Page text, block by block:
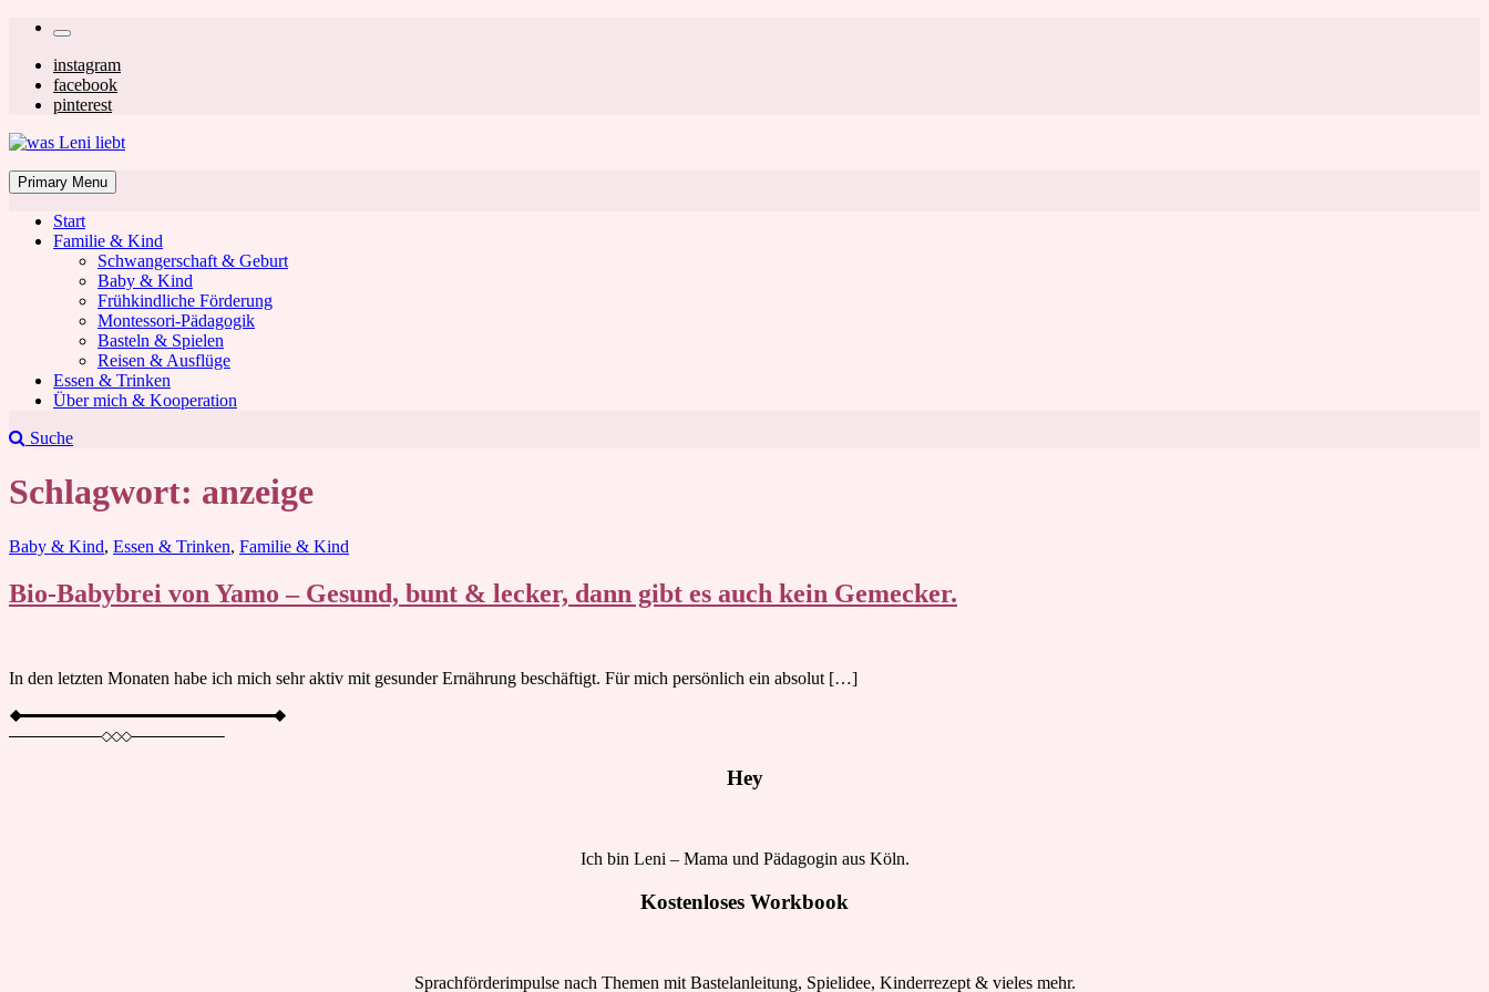
Skip
content
Secondary
left
navigation
Secondary
right
navigation
instagram
facebook
pinterest
was Leni liebt
Mom & Lifestyle Blog
Primary Menu
Start
Familie & Kind
Schwangerschaft & Geburt
Baby & Kind
Frühkindliche Förderung
Montessori-Pädagogik
Basteln & Spielen
Reisen & Ausflüge
Essen & Trinken
Über mich & Kooperation
Suche
Schlagwort: anzeige
Blog
Baby & Kind, Essen & Trinken, Familie & Kind
Bio-Babybrei von Yamo – Gesund, bunt & lecker, dann gibt es auch kein Gemecker.
In den letzten Monaten habe ich mich sehr aktiv mit gesunder Ernährung beschäftigt. Für mich persönlich ein absolut […]
Hey
Ich bin Leni – Mama und Pädagogin aus Köln.
Kostenloses Workbook
Sprachförderimpulse nach Themen mit Bastelanleitung, Spielidee, Kinderrezept & vieles mehr.